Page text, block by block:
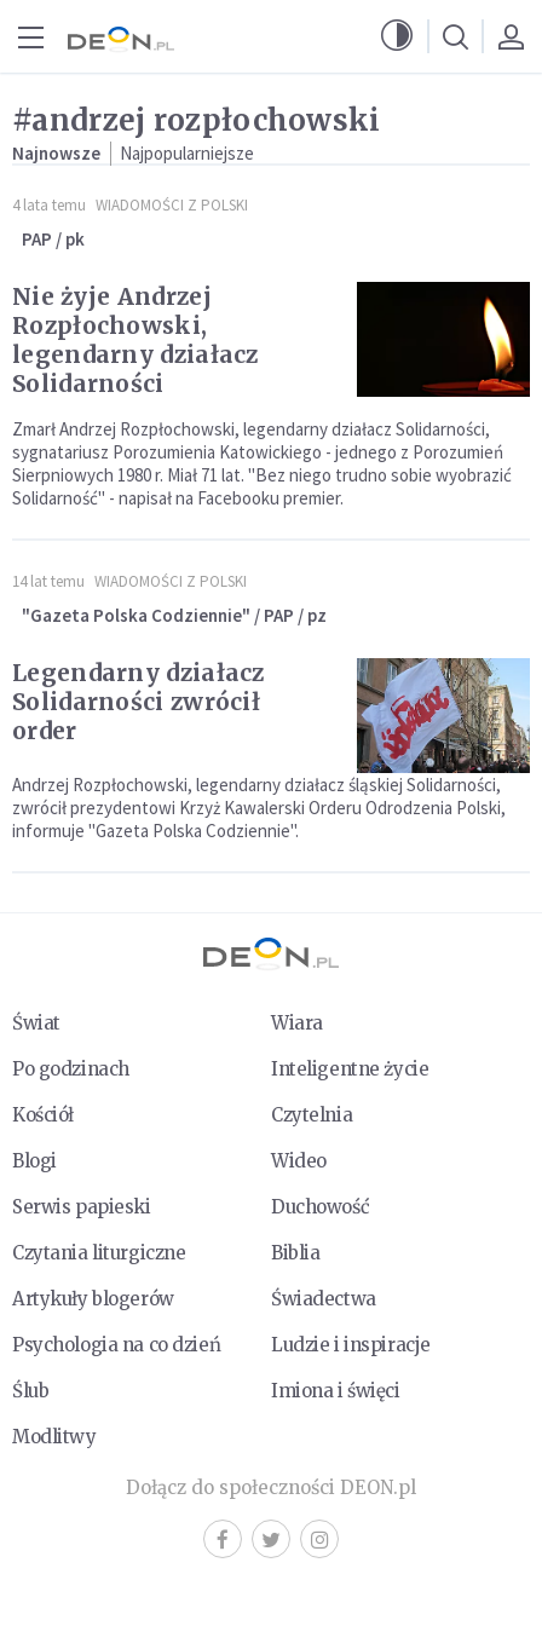
#andrzej rozpłochowski
Najnowsze Najpopularniejsze
4 lata temu WIADOMOŚCI Z POLSKI
PAP / pk
Nie żyje Andrzej
Rozpłochowski,
legendarny działacz
Solidarności
Zmarł Andrzej Rozpłochowski, legendarny działacz Solidarności,
sygnatariusz Porozumienia Katowickiego - jednego z Porozumień
Sierpniowych 1980 r. Miał 71 lat. "Bez niego trudno sobie wyobrazić
Solidarność" - napisał na Facebooku premier.
14 lat temu WIADOMOŚCI Z POLSKI
"Gazeta Polska Codziennie" / PAP / pz
Legendarny działacz
Solidarności zwrócił
order
Andrzej Rozpłochowski, legendarny działacz śląskiej Solidarności,
zwrócił prezydentowi Krzyż Kawalerski Orderu Odrodzenia Polski,
informuje "Gazeta Polska Codziennie".
Świat
Wiara
Po godzinach
Inteligentne życie
Kościół
Czytelnia
Blogi
Wideo
Serwis papieski
Duchowość
Czytania liturgiczne
Biblia
Artykuły blogerów
Świadectwa
Psychologia na co dzień
Ludzie i inspiracje
Ślub
Imiona i święci
Modlitwy
Dołącz do społeczności DEON.pl